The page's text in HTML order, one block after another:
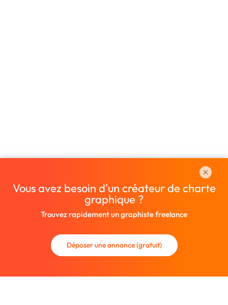
Vous avez besoin d'un créateur de charte
graphique ?
Trouvez rapidement un graphiste freelance
Déposer une annonce (gratuit)